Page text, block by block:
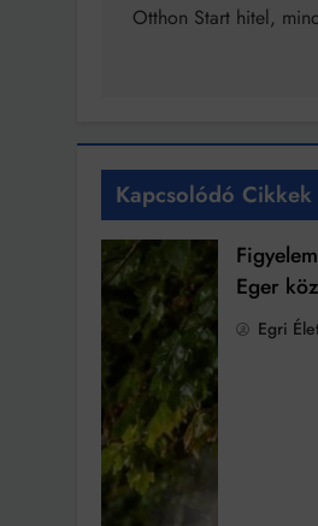
navigáció
Otthon Start hitel,
Kapcsolódó Cikkek
Eger
Egri